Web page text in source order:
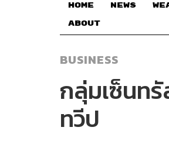
HOME NEWS
ABOUT
BUSINESS
กลุ่มเซ็นท
ทวีป